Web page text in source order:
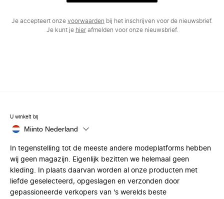
Je accepteert onze voorwaarden bij het inschrijven voor de nieuwsbrief.
Je kunt je hierafmelden voor onze nieuwsbrief.
U winkelt bij
Miinto Nederland
In tegenstelling tot de meeste andere modeplatforms hebben
wij geen magazijn. Eigenlijk bezitten we helemaal geen
kleding. In plaats daarvan worden al onze producten met
liefde geselecteerd, opgeslagen en verzonden door
gepassioneerde verkopers van 's werelds beste